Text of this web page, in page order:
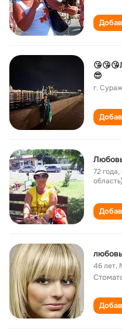
😎
г.
72 года,
область)
46 лет,